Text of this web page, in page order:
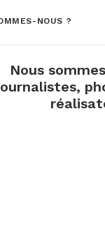
NOUS ?
Nous